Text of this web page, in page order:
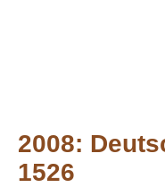
2008:
1526